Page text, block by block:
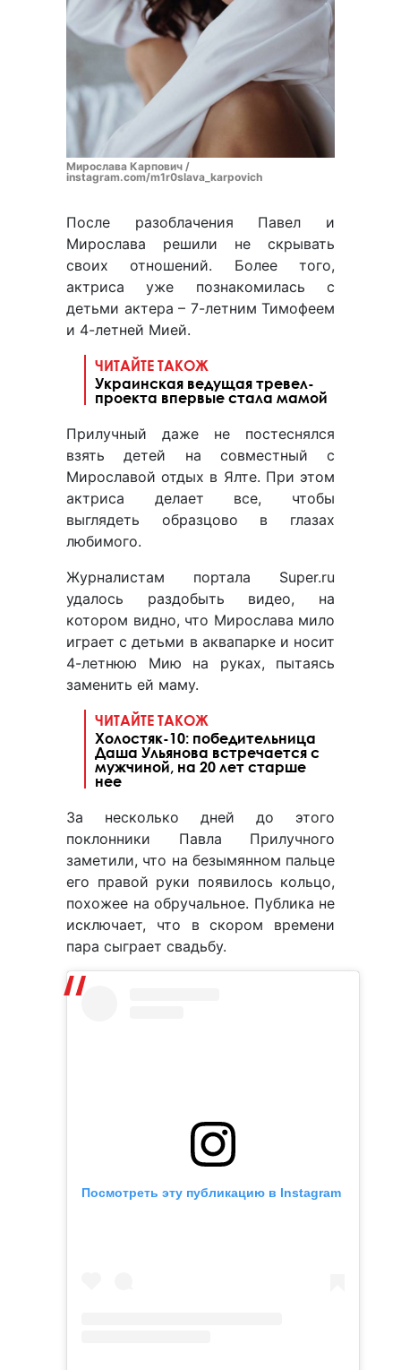
Мирослава Карпович /
instagram.com/m1r0slava_karpovich
После разоблачения Павел и
Мирослава решили не скрывать
своих отношений. Более того,
актриса уже познакомилась с
детьми актера – 7-летним Тимофеем
и 4-летней Мией.
ЧИТАЙТЕ ТАКОЖ
Украинская ведущая тревел-
проекта впервые стала мамой
Прилучный даже не постеснялся
взять детей на совместный с
Мирославой отдых в Ялте. При этом
актриса делает все, чтобы
выглядеть образцово в глазах
любимого.
Журналистам портала Super.ru
удалось раздобыть видео, на
котором видно, что Мирослава мило
играет с детьми в аквапарке и носит
4-летнюю Мию на руках, пытаясь
заменить ей маму.
ЧИТАЙТЕ ТАКОЖ
Холостяк-10: победительница
Даша Ульянова встречается с
мужчиной, на 20 лет старше
нее
За несколько дней до этого
поклонники Павла Прилучного
заметили, что на безымянном пальце
его правой руки появилось кольцо,
похожее на обручальное. Публика не
исключает, что в скором времени
пара сыграет свадьбу.
Посмотреть эту публикацию в Instagram